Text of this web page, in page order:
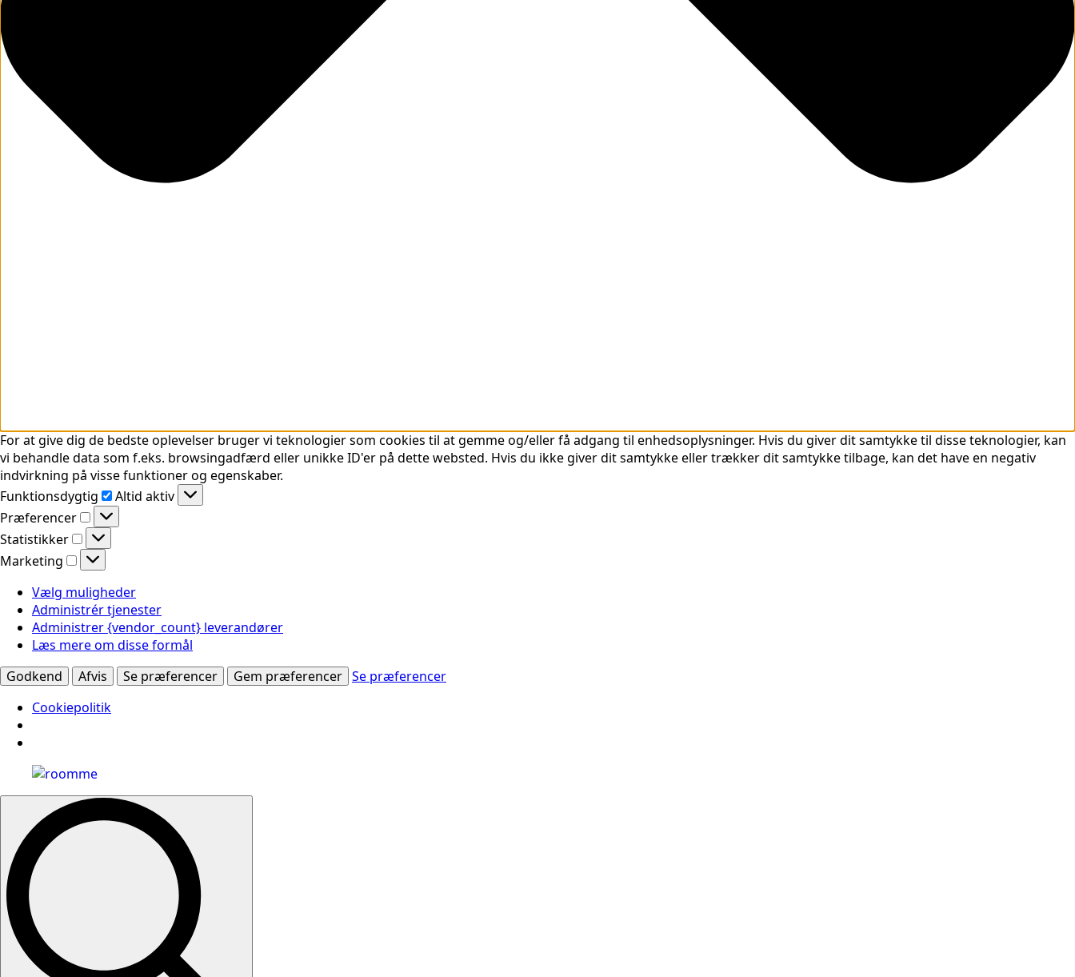
For at give dig de bedste oplevelser bruger vi teknologier som cookies til at gemme og/eller få adgang til enhedsoplysninger. Hvis du giver dit samtykke til disse teknologier, kan
vi behandle data som f.eks. browsingadfærd eller unikke ID'er på dette websted. Hvis du ikke giver dit samtykke eller trækker dit samtykke tilbage, kan det have en negativ
indvirkning på visse funktioner og egenskaber.
Funktionsdygtig
Funktionsdygtig
Altid aktiv
Præferencer
Præferencer
Statistikker
Statistikker
Marketing
Marketing
Vælg muligheder
Administrér tjenester
Administrer {vendor_count} leverandører
Læs mere om disse formål
Godkend
Afvis Se præferencer Gem præferencer Se præferencer
Cookiepolitik